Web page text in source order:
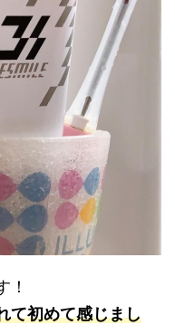
！
て初めて感じまし